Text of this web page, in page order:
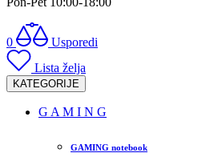
0
Usporedi
Lista želja
KATEGORIJE
G A M I N G
GAMING notebook